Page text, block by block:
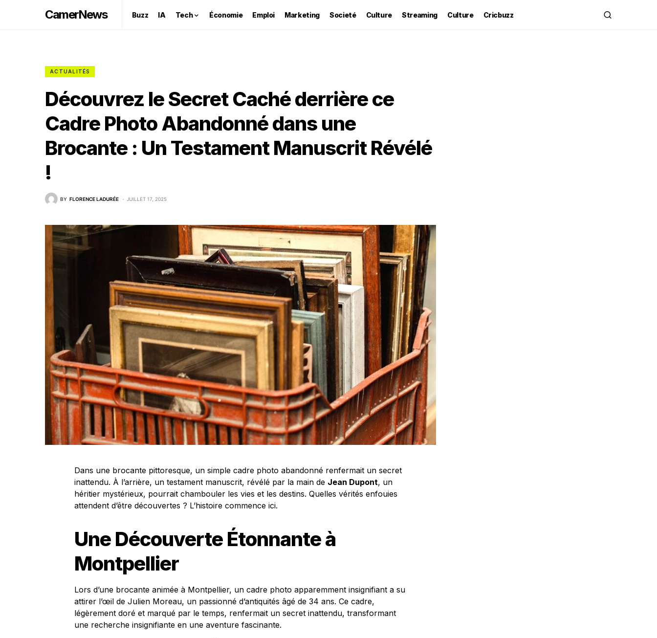
CamerNews Buzz IA Tech Économie Emploi Marketing Societé Culture Streaming Culture Cricbuzz
ACTUALITÉS
Découvrez le Secret Caché derrière ce
Cadre Photo Abandonné dans une
Brocante : Un Testament Manuscrit Révélé
!
BY FLORENCE LADURÉE JUILLET 17, 2025
Dans une brocante pittoresque, un simple cadre photo abandonné renfermait un secret
inattendu. À l’arrière, un testament manuscrit, révélé par la main de Jean Dupont, un
héritier mystérieux, pourrait chambouler les vies et les destins. Quelles vérités enfouies
attendent d’être découvertes ? L’histoire commence ici.
Une Découverte Étonnante à
Montpellier
Lors d’une brocante animée à Montpellier, un cadre photo apparemment insignifiant a su
attirer l’œil de Julien Moreau, un passionné d’antiquités âgé de 34 ans. Ce cadre,
légèrement doré et marqué par le temps, renfermait un secret inattendu, transformant
une recherche insignifiante en une aventure fascinante.